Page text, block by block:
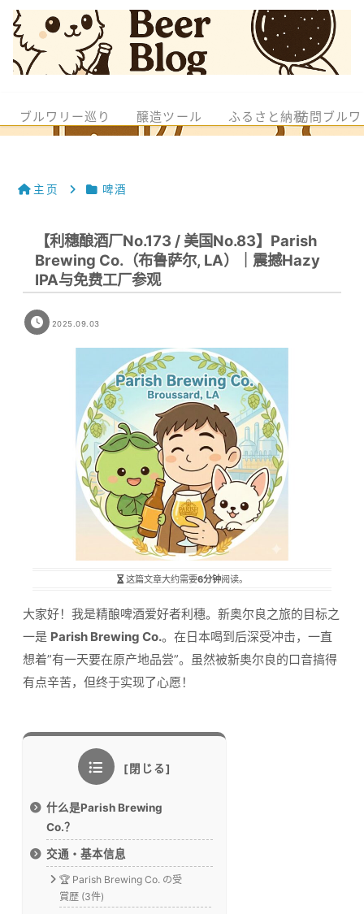
ブルワリー巡り 醸造ツール ふるさと納税訪問ブル
主页 啤酒
【利穗酿酒厂No.173 / 美国No.83】Parish
Brewing Co.（布鲁萨尔, LA）｜震撼Hazy
IPA与免费工厂参观
2025.09.03
这篇文章大约需要6分钟阅读。
大家好！我是精酿啤酒爱好者利穗。新奥尔良之旅的目标之
一是 Parish Brewing Co.。在日本喝到后深受冲击，一直
想着”有一天要在原产地品尝”。虽然被新奥尔良的口音搞得
有点辛苦，但终于实现了心愿！
什么是Parish Brewing
Co.？
交通・基本信息
🏆 Parish Brewing Co. の受
賞歴 (3件)